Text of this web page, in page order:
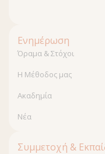
Ενημέρωση
Όραμα & Στόχοι
Η Μέθοδος μας
Ακαδημία
Νέα
Συμμετοχή &